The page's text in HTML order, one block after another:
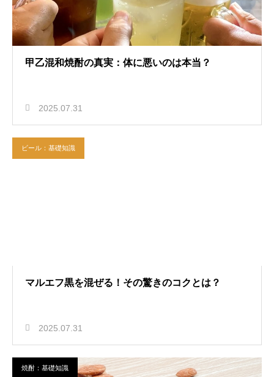
甲乙混和焼酎の真実：体に悪いのは本当？
2025.07.31
ビール：基礎知識
マルエフ黒を混ぜる！その驚きのコクとは？
2025.07.31
焼酎：基礎知識